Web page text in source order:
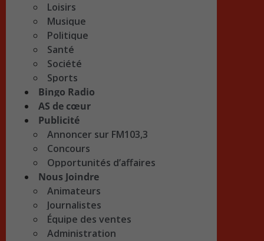
Loisirs
Musique
Politique
Santé
Société
Sports
Bingo Radio
AS de cœur
Publicité
Annoncer sur FM103,3
Concours
Opportunités d’affaires
Nous Joindre
Animateurs
Journalistes
Équipe des ventes
Administration